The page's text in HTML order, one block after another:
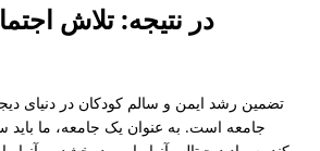
در نتیجه: تلاش
تضمین رشد ایمن و سالم کودکان در دنیای
جامعه است. به عنوان یک جامعه، ما